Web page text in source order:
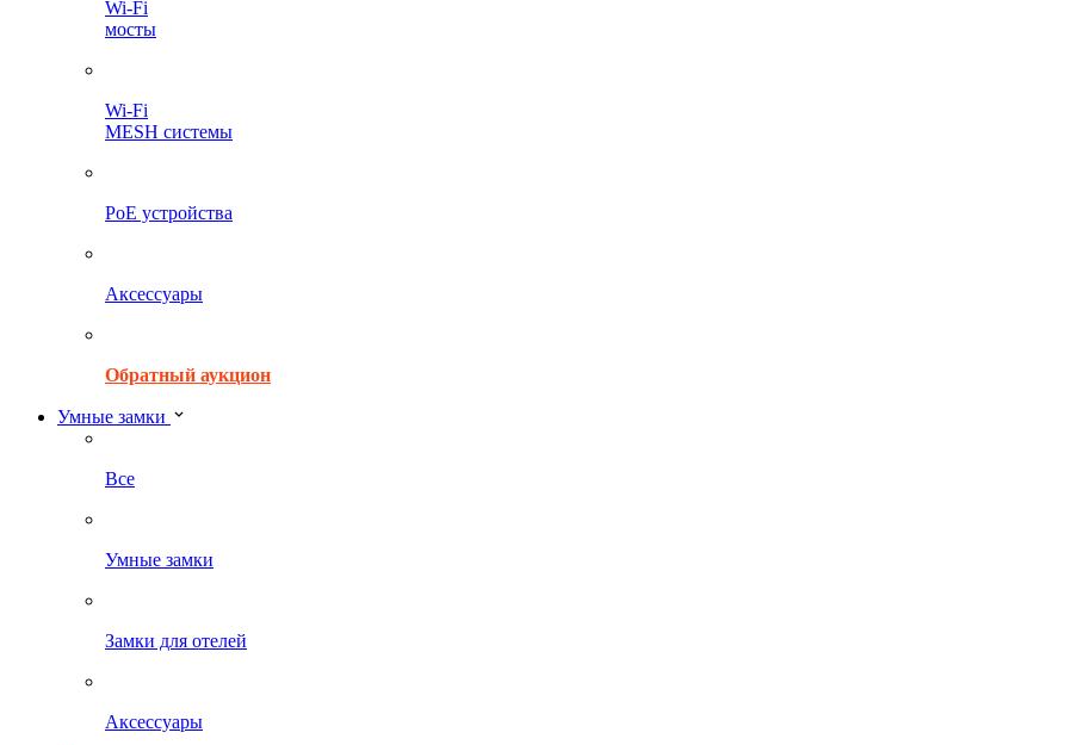
Wi-Fi
мосты
Wi-Fi
MESH системы
PoE устройства
Аксессуары
Обратный аукцион
Умные замки
Все
Умные замки
Замки для отелей
Аксессуары